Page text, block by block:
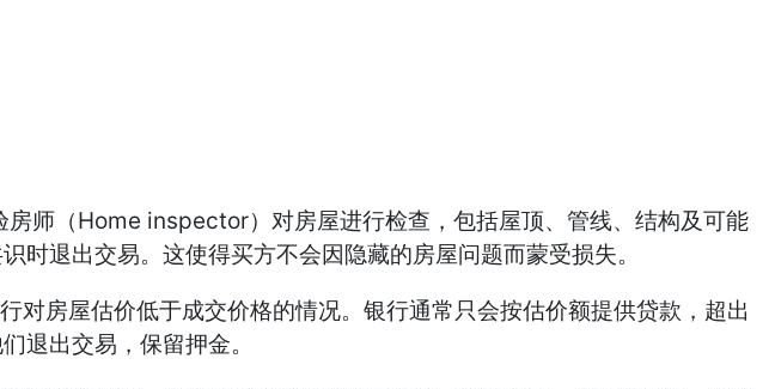
（Home inspector）对房屋进行检查，包括屋顶、管线、结构及可能
退出交易。这使得买方不会因隐藏的房屋问题而蒙受损失。
屋估价低于成交价格的情况。银行通常只会按估价额提供贷款，超出
退出交易，保留押金。